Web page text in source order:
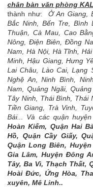
chân bàn văn phòng
thành như:
Ở An Giang,
Bắc Ninh, Bến Tre, Bình
Thuận, Cà Mau, Cao
Nông, Điện Biên, Đồng
Nam, Hà Nội, Hà Tĩnh,
Minh, Hậu Giang, Hưng
Lai Châu, Lào Cai, Lạng
Nghệ An, Ninh Bình,
Nam, Quảng Ngãi,
Tây Ninh, Thái Bình, Thái
Tiền Giang, Trà Vinh,
Bái... Và các quận
Hoàn Kiếm, Quận Hai
Hồ, Quận Cầy Giấy,
Quận Long Biên,
Gia Lâm, Huyện Đông
Tây, Ba Vì, Thạch Thất,
Hoài Đức, Ứng Hòa,
xuyên, Mê Linh..